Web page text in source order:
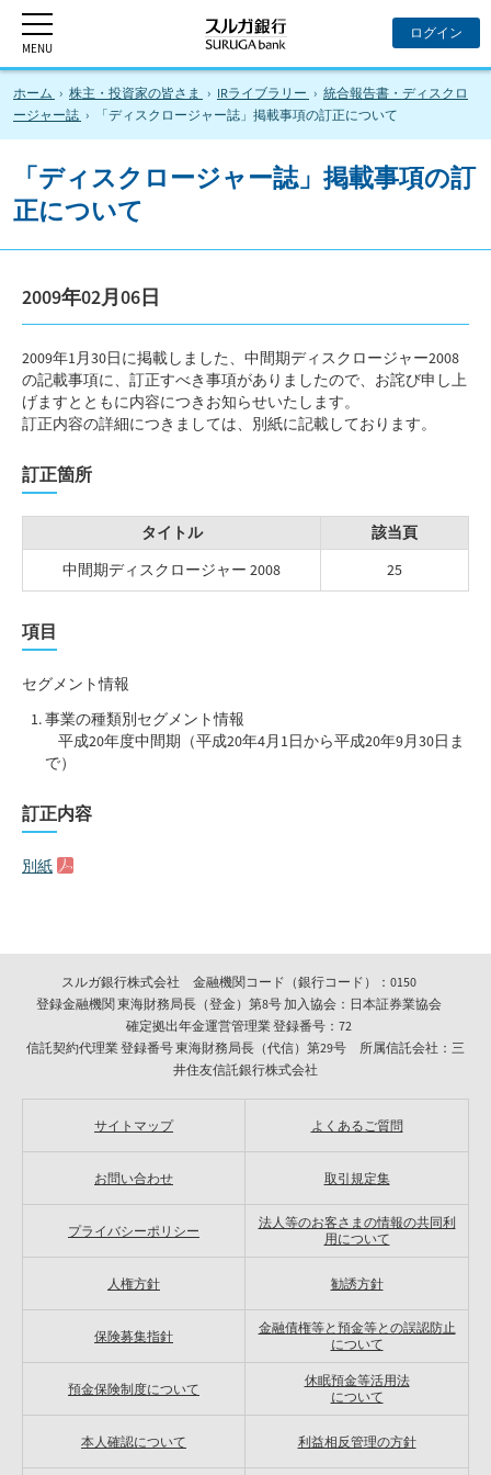
ホーム 株主・投資家の皆さま IRライブラリー
統合報告書・ディスクロ
ージャー誌
「ディスクロージャー誌」掲載事項の訂正について
「ディスクロージャー誌」掲載事項の訂
正について
2009年02月06日
2009年1月30日に掲載しました、中間期ディスクロージャー2008
の記載事項に、訂正すべき事項がありましたので、お詫び申し上
げますとともに内容につきお知らせいたします。
訂正内容の詳細につきましては、別紙に記載しております。
訂正箇所
タイトル
該当頁
中間期ディスクロージャー 2008
25
項目
セグメント情報
事業の種類別セグメント情報
平成20年度中間期（平成20年4月1日から平成20年9月30日ま
で）
訂正内容
別紙
スルガ銀行株式会社 金融機関コード（銀行コード）：0150
登録金融機関 東海財務局長（登金）第8号 加入協会：日本証券業協会
確定拠出年金運営管理業 登録番号：72
信託契約代理業 登録番号 東海財務局長（代信）第29号 所属信託会社：三
井住友信託銀行株式会社
サイトマップ よくあるご質問
お問い合わせ 取引規定集
プライバシーポリシー
法人等のお客さまの情報の共同利
用について
人権方針 勧誘方針
保険募集指針
金融債権等と預金等との誤認防止
について
預金保険制度について
休眠預金等活用法
について
本人確認について 利益相反管理の方針